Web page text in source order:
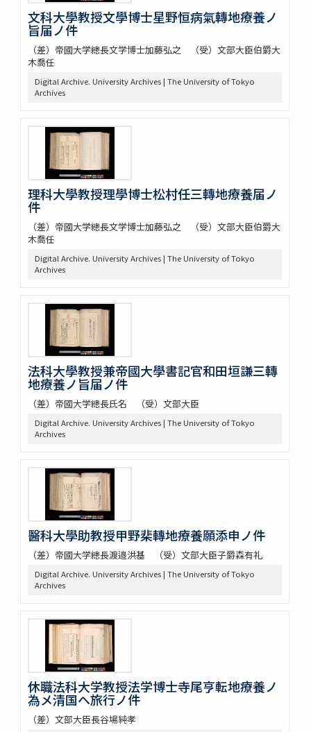
文科大學教授文學博士星野恒病氣轉地療養ノ
旨届ノ件
（差）帝國大学總長文学博士加藤弘之 （受）文部大臣伯爵大
木喬任
Digital Archive. University Archives | The University of Tokyo
Archives
理科大學教授理學博士松村任三轉地療養届ノ
件
（差）帝國大学總長文学博士加藤弘之 （受）文部大臣伯爵大
木喬任
Digital Archive. University Archives | The University of Tokyo
Archives
法科大學教授兼帝國大學書記官和田垣謙三轉
地療養ノ旨届ノ件
（差）帝國大学總長氏名 （受）文部大臣
Digital Archive. University Archives | The University of Tokyo
Archives
醫科大學助教授甲野棐轉地療養願添申ノ件
（差）帝國大学總長渡邉洪基 （受）文部大臣子爵森有礼
Digital Archive. University Archives | The University of Tokyo
Archives
休職法科大学教授法学博士寺尾亨転地療養ノ
為メ清国ヘ旅行ノ件
（差）文部大臣長谷場純孝